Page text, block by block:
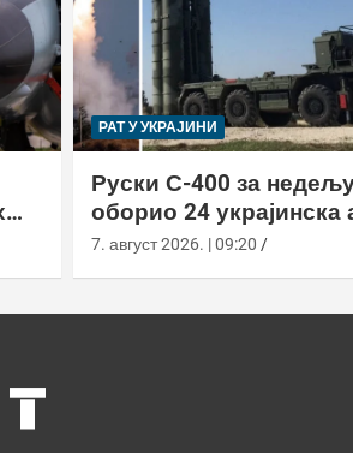
РАТ У УКРАЈИНИ
Руски С-400 за
оборио 24 украјинска
новом тактиком заседе
7. август 2026. | 09:20